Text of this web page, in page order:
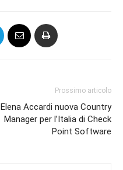
Prossimo articolo
Elena Accardi nuova Country
Manager per l’Italia di Check
Point Software